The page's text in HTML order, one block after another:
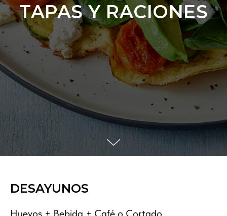
TAPAS Y RACIONES
DESAYUNOS
Huevos + Bebida + Café o Cortado